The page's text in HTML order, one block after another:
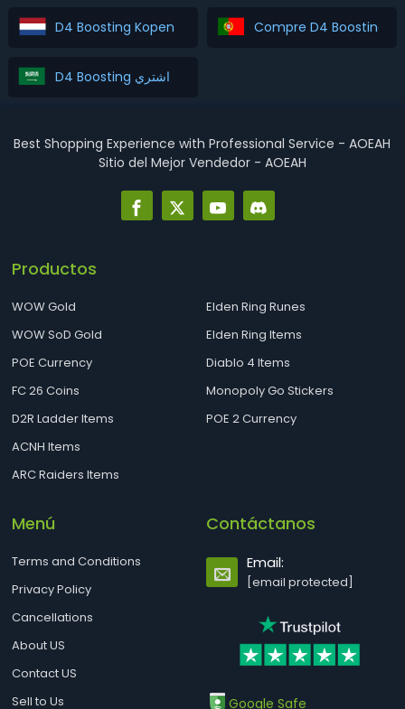
D4 Boosting Kopen Compre D4 Boosting
D4 Boosting اشتري
Best Shopping Experience with Professional Service - AOEAH
Sitio del Mejor Vendedor - AOEAH
Productos
WOW Gold
WOW SoD Gold
POE Currency
FC 26 Coins
D2R Ladder Items
ACNH Items
ARC Raiders Items
Elden Ring Runes
Elden Ring Items
Diablo 4 Items
Monopoly Go Stickers
POE 2 Currency
Menú
Terms and Conditions
Privacy Policy
Cancellations
About US
Contact US
Sell to Us
Contáctanos
Email:
[email protected]
Google Safe